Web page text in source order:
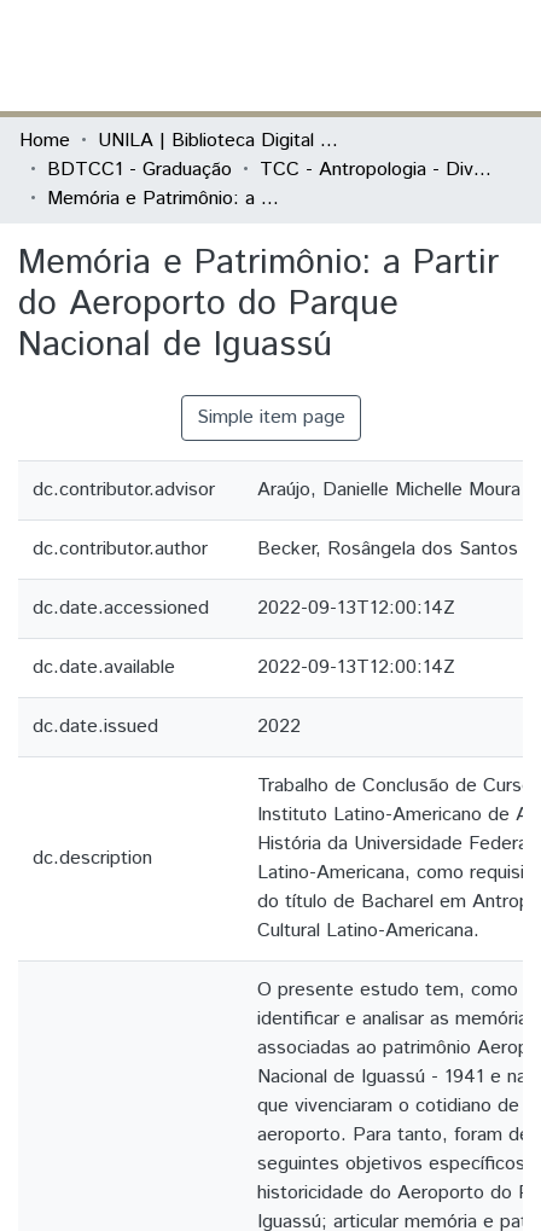
Communities & Collections
All of DSpace
Home
UNILA | Biblioteca Digital de Trabalhos de Conclusão de Curso
BDTCC1 - Graduação
TCC - Antropologia - Diversidade Cultural Latino-Americana
Memória e Patrimônio: a Partir do Aeroporto do Parque Nacional de Iguassú
Memória e Patrimônio: a Partir
do Aeroporto do Parque
Nacional de Iguassú
Simple item page
dc.contributor.advisor Araújo, Danielle Michelle Moura
dc.contributor.author Becker, Rosângela dos Santos
dc.date.accessioned 2022-09-13T12:00:14Z
dc.date.available 2022-09-13T12:00:14Z
dc.date.issued 2022
dc.description
Trabalho de Conclusão de
Instituto Latino-Americano de
História da Universidade Federal
Latino-Americana, como
do título de Bacharel em
Cultural Latino-Americana.
O presente estudo tem, como
identificar e analisar as
associadas ao patrimônio
Nacional de Iguassú - 1941 e
que vivenciaram o cotidiano de
aeroporto. Para tanto, foram
seguintes objetivos específicos:
historicidade do Aeroporto do
Iguassú; articular memória e